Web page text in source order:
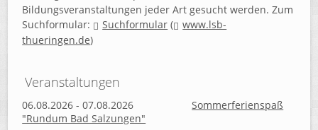
Bildungsveranstaltungen jeder Art gesucht werden. Zum
Suchformular:
Suchformular (
www.lsb-
thueringen.de)
Veranstaltungen
06.08.2026 - 07.08.2026
Sommerferienspaß
"Rundum Bad Salzungen"